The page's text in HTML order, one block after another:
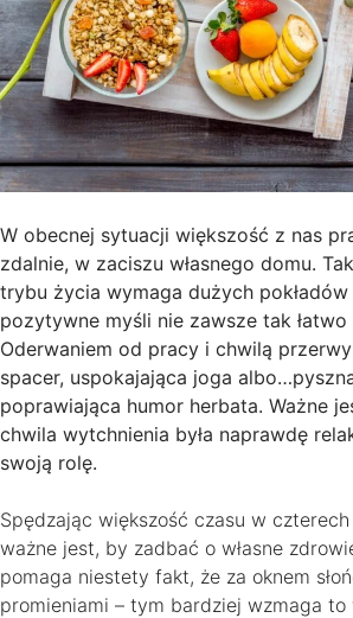
W obecnej sytuacji większość z nas
zdalnie, w zaciszu własnego domu.
trybu życia wymaga dużych
pozytywne myśli nie zawsze tak łatwo
Oderwaniem od pracy i chwilą
spacer, uspokajająca joga
poprawiająca humor herbata. Ważne
chwila wytchnienia była naprawdę
swoją rolę.
Spędzając większość czasu w
ważne jest, by zadbać o własne
pomaga niestety fakt, że za oknem
promieniami – tym bardziej wzmaga to